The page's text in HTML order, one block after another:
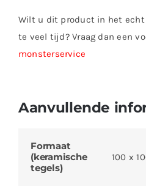
Wilt u dit product in het echt
te veel tijd? Vraag dan een
monsterservice
Aanvullende
Formaat
(keramische
tegels)
100 x